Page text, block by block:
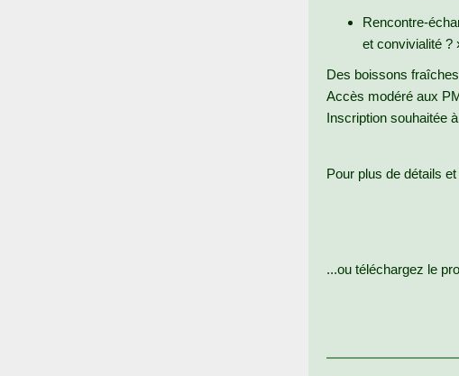
Rencontre-
et convivialité ?
Des boissons
Accès modéré aux
Inscription souhaitée
Pour plus de détails
...ou téléchargez le